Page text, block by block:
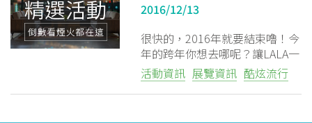
2016/12/13
很快的，2016年就要結束嚕！今
年的跨年你想去哪呢？讓LALA一
次幫你做好總整理，趕快呼朋引
伴一起迎接2017年吧O/
活動資訊 展覽資訊 酷炫流行